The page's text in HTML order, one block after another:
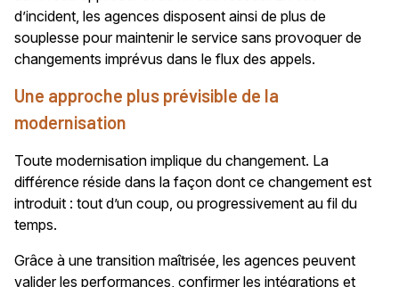
d’incident, les agences disposent ainsi de plus de
souplesse pour maintenir le service sans provoquer de
changements imprévus dans le flux des appels.
Une approche plus prévisible de la
modernisation
Toute modernisation implique du changement. La
différence réside dans la façon dont ce changement est
introduit : tout d’un coup, ou progressivement au fil du
temps.
Grâce à une transition maîtrisée, les agences peuvent
valider les performances, confirmer les intégrations et